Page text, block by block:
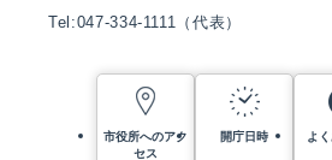
Tel:047-334-1111（代表）
市役所へのアク
セス
開庁日時 よ